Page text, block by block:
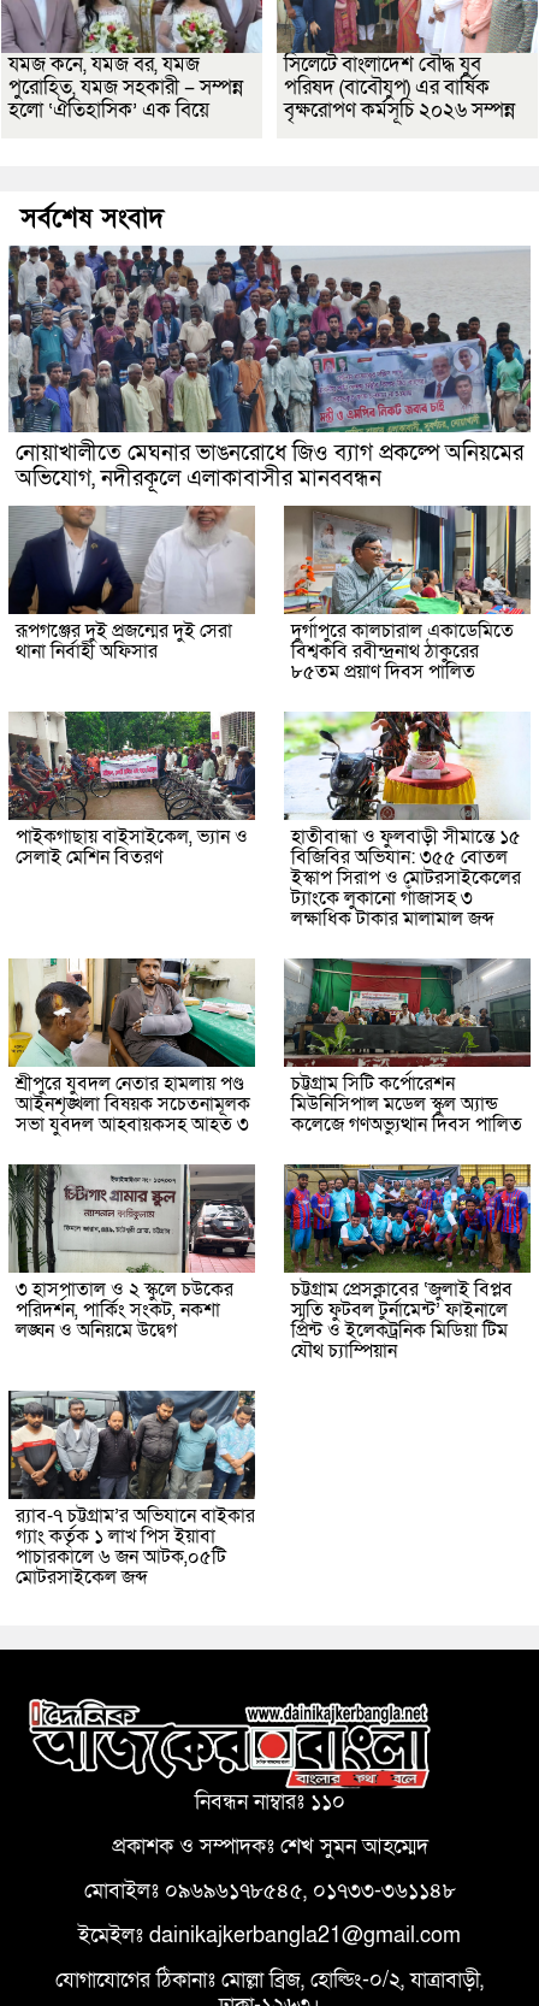
যমজ কনে, যমজ বর, যমজ
পুরোহিত, যমজ সহকারী – সম্পন্ন
হলো ‘ঐতিহাসিক’ এক বিয়ে
সিলেটে বাংলাদেশ বৌদ্ধ যুব
পরিষদ (বাবৌযুপ) এর বার্ষিক
বৃক্ষরোপণ কর্মসূচি ২০২৬ সম্পন্ন
সর্বশেষ সংবাদ
নোয়াখালীতে মেঘনার ভাঙনরোধে জিও ব্যাগ প্রকল্পে অনিয়মের
অভিযোগ, নদীরকূলে এলাকাবাসীর মানববন্ধন
রূপগঞ্জের দুই প্রজন্মের দুই সেরা
থানা নির্বাহী অফিসার
দুর্গাপুরে কালচারাল একাডেমিতে
বিশ্বকবি রবীন্দ্রনাথ ঠাকুরের
৮৫তম প্রয়াণ দিবস পালিত
পাইকগাছায় বাইসাইকেল, ভ্যান ও
সেলাই মেশিন বিতরণ
হাতীবান্ধা ও ফুলবাড়ী সীমান্তে ১৫
বিজিবির অভিযান: ৩৫৫ বোতল
ইস্কাপ সিরাপ ও মোটরসাইকেলের
ট্যাংকে লুকানো গাঁজাসহ ৩
লক্ষাধিক টাকার মালামাল জব্দ
শ্রীপুরে যুবদল নেতার হামলায় পণ্ড
আইনশৃঙ্খলা বিষয়ক সচেতনামূলক
সভা যুবদল আহবায়কসহ আহত ৩
চট্টগ্রাম সিটি কর্পোরেশন
মিউনিসিপাল মডেল স্কুল অ্যান্ড
কলেজে গণঅভ্যুত্থান দিবস পালিত
৩ হাসপাতাল ও ২ স্কুলে চউকের
পরিদর্শন, পার্কিং সংকট, নকশা
লঙ্ঘন ও অনিয়মে উদ্বেগ
চট্টগ্রাম প্রেসক্লাবের ‘জুলাই বিপ্লব
স্মৃতি ফুটবল টুর্নামেন্ট’ ফাইনালে
প্রিন্ট ও ইলেকট্রনিক মিডিয়া টিম
যৌথ চ্যাম্পিয়ান
র‌্যাব-৭ চট্টগ্রাম’র অভিযানে বাইকার
গ্যাং কর্তৃক ১ লাখ পিস ইয়াবা
পাচারকালে ৬ জন আটক,০৫টি
মোটরসাইকেল জব্দ
নিবন্ধন নাম্বারঃ ১১০
প্রকাশক ও সম্পাদকঃ শেখ সুমন আহম্মেদ
মোবাইলঃ ০৯৬৯৬১৭৮৫৪৫, ০১৭৩৩-৩৬১১৪৮
ইমেইলঃ dainikajkerbangla21@gmail.com
যোগাযোগের ঠিকানাঃ মোল্লা ব্রিজ, হোল্ডিং-০/২, যাত্রাবাড়ী,